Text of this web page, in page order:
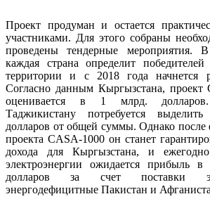
Проект продуман и остается
участниками. Для этого собраны
проведены тендерные мероприятия.
каждая страна определит
территории и с 2018 года начнется
Согласно данным Кыргызстана,
оценивается в 1 млрд.
Таджикистану потребуется
долларов от общей суммы. Однако после
проекта CASA-1000 он станет
дохода для Кыргызстана, и
электроэнергии ожидается прибыль
долларов за счет поставки
энергодефицитные Пакистан и